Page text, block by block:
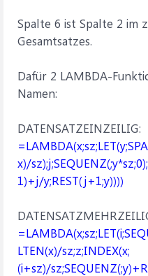
Spalte 6 ist Spalte 2 im
Gesamtsatzes.
Dafür 2 LAMBDA-
Namen:
DATENSATZEINZEILIG:
x)/
1)+j/y;REST(j+1;y))))
LTEN(x)/sz;z;INDEX(x;
(i+sz)/